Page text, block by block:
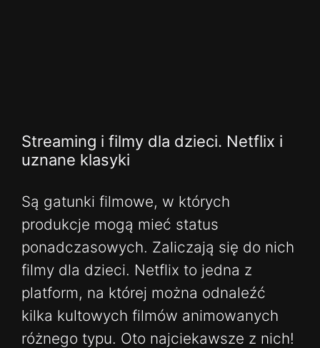
Streaming i filmy dla dzieci. Netflix i
uznane klasyki
Są gatunki filmowe, w których
produkcje mogą mieć status
ponadczasowych. Zaliczają się do nich
filmy dla dzieci. Netflix to jedna z
platform, na której można odnaleźć
kilka kultowych filmów animowanych
różnego typu. Oto najciekawsze z nich!